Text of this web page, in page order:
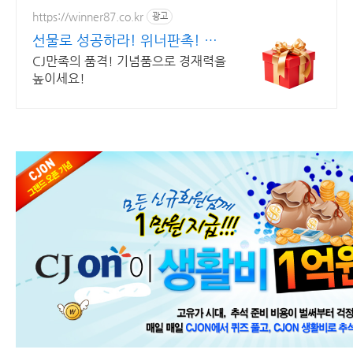
에서 한 번에 찾아보세요.
https://winner87.co.kr 광고
선물로 성공하라! 위너판촉! 특
별한 홍보, 완벽한 선택!
CJ만족의 품격! 기념품으로 경재력을
높이세요!